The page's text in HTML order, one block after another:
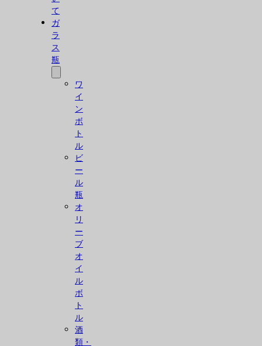
て
ガ
ラ
ス
瓶
ワ
イ
ン
ボ
ト
ル
ビ
ー
ル
瓶
オ
リ
ー
ブ
オ
イ
ル
ボ
ト
ル
酒
類・